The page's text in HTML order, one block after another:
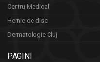
Centru Medical
Hernie de disc
Dermatologie Cluj
PAGINI